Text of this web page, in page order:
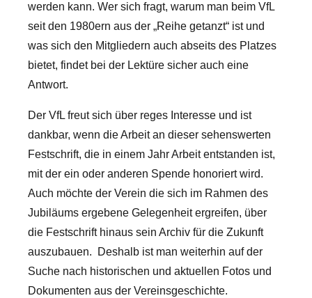
werden kann. Wer sich fragt, warum man beim VfL
seit den 1980ern aus der „Reihe getanzt“ ist und
was sich den Mitgliedern auch abseits des Platzes
bietet, findet bei der Lektüre sicher auch eine
Antwort.
Der VfL freut sich über reges Interesse und ist
dankbar, wenn die Arbeit an dieser sehenswerten
Festschrift, die in einem Jahr Arbeit entstanden ist,
mit der ein oder anderen Spende honoriert wird.
Auch möchte der Verein die sich im Rahmen des
Jubiläums ergebene Gelegenheit ergreifen, über
die Festschrift hinaus sein Archiv für die Zukunft
auszubauen. Deshalb ist man weiterhin auf der
Suche nach historischen und aktuellen Fotos und
Dokumenten aus der Vereinsgeschichte.